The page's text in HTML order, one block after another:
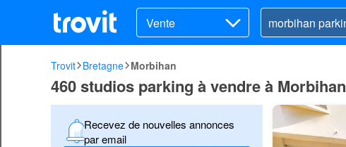
Vente
Trovit Bretagne Morbihan
460 studios parking à vendre à Morbihan
Recevez de nouvelles annonces
par email